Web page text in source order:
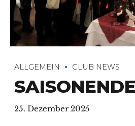
ALLGEMEIN CLUB NEWS
25. Dezember 2025